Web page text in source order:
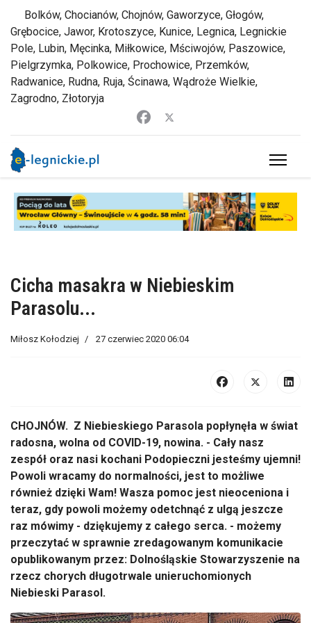
Bolków, Chocianów, Chojnów, Gaworzyce, Głogów,
Grębocice, Jawor, Krotoszyce, Kunice, Legnica, Legnickie
Pole, Lubin, Męcinka, Miłkowice, Mściwojów, Paszowice,
Pielgrzymka, Polkowice, Prochowice, Przemków,
Radwanice, Rudna, Ruja, Ścinawa, Wądroże Wielkie,
Zagrodno, Złotoryja
Cicha masakra w Niebieskim
Parasolu...
Miłosz Kołodziej 27 czerwiec 2020 06:04
CHOJNÓW. Z Niebieskiego Parasola popłynęła w świat
radosna, wolna od COVID-19, nowina. - Cały nasz
zespół oraz nasi kochani Podopieczni jesteśmy ujemni!
Powoli wracamy do normalności, jest to możliwe
również dzięki Wam! Wasza pomoc jest nieoceniona i
teraz, gdy powoli możemy odetchnąć z ulgą jeszcze
raz mówimy - dziękujemy z całego serca. - możemy
przeczytać w sprawnie zredagowanym komunikacie
opublikowanym przez: Dolnośląskie Stowarzyszenie na
rzecz chorych długotrwale unieruchomionych
Niebieski Parasol.